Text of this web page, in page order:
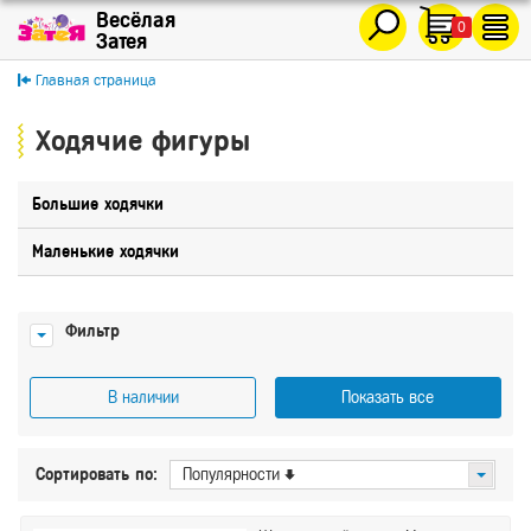
0
Главная страница
Ходячие фигуры
Большие ходячки
Маленькие ходячки
Фильтр
В наличии Показать все
Сортировать по: Популярности